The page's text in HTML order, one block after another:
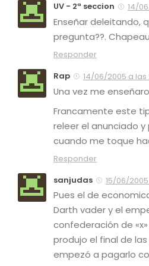
UV - 2ª seccion
14/
Enseñar deleitando,
pregunta??.
Responder
Rap
14/06/2005 a las
Una vez me
Francamente este
releer el anunciado
cuando me toque
Responder
sanjudas
15/06/2005
Pues el de
Darth vader y el
confederación de
produjo el final de
empezó a pagarlo